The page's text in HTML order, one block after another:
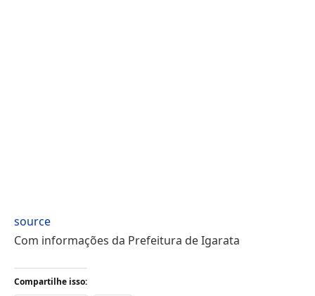
source
Com informações da Prefeitura de Igarata
Compartilhe isso: